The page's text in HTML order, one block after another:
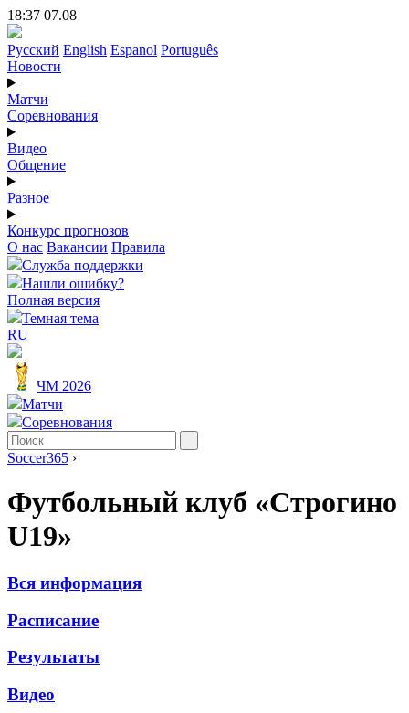
18:37 07.08
Русский English Espanol Português
Новости
Матчи
Соревнования
Видео
Общение
Разное
Конкурс прогнозов
О нас Вакансии Правила
Служба поддержки
Нашли ошибку?
Полная версия
Темная тема
RU
ЧМ 2026
Матчи
Соревнования
Soccer365 ›
Футбольный клуб «Строгино
U19»
Вся информация
Расписание
Результаты
Видео